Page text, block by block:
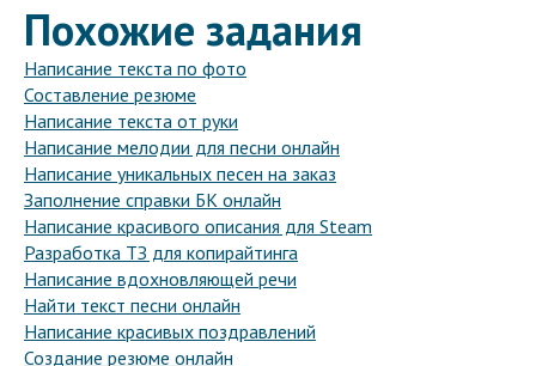
Похожие задания
Написание текста по фото
Составление резюме
Написание текста от руки
Написание мелодии для песни онлайн
Написание уникальных песен на заказ
Заполнение справки БК онлайн
Написание красивого описания для Steam
Разработка ТЗ для копирайтинга
Написание вдохновляющей речи
Найти текст песни онлайн
Написание красивых поздравлений
Создание резюме онлайн